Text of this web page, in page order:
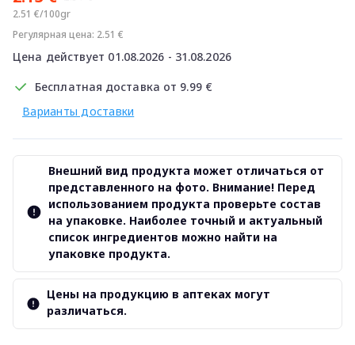
2.51 €/100gr
Регулярная цена: 2.51 €
Цена действует 01.08.2026 - 31.08.2026
Бесплатная доставка от 9.99 €
Варианты доставки
Внешний вид продукта может отличаться от
представленного на фото. Внимание! Перед
использованием продукта проверьте состав
на упаковке. Наиболее точный и актуальный
список ингредиентов можно найти на
упаковке продукта.
Цены на продукцию в аптеках могут
различаться.